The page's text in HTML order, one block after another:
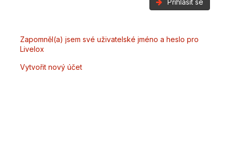
Přihlásit se
Zapomněl(a) jsem své uživatelské jméno a heslo pro
Livelox
Vytvořit nový účet